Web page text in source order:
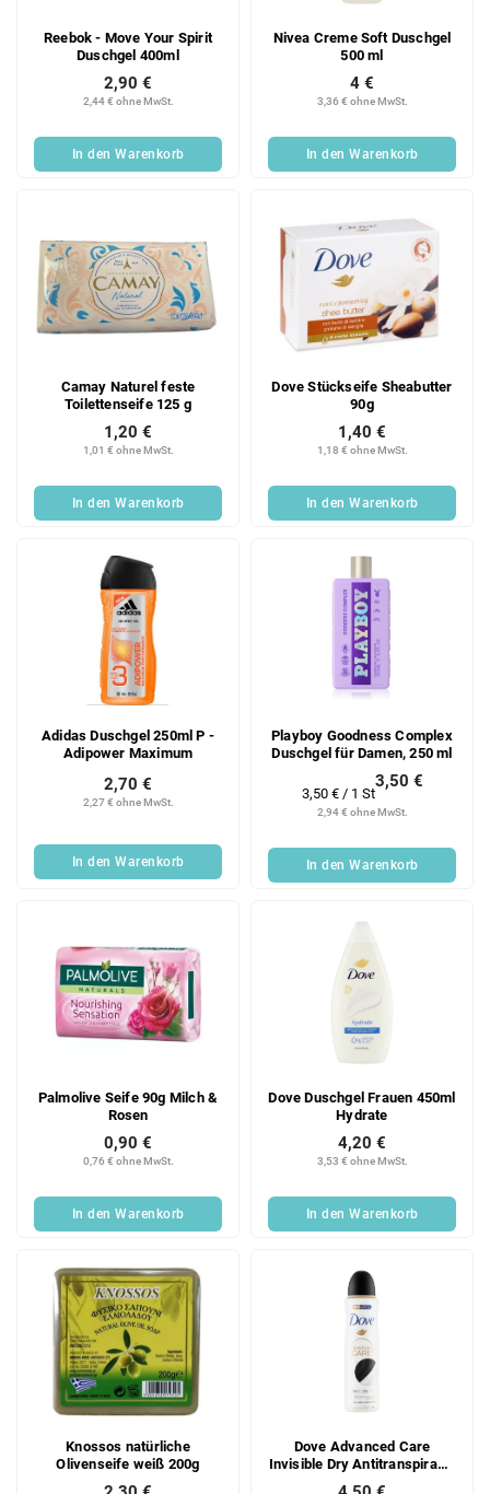
Reebok - Move Your Spirit
Duschgel 400ml
2,44 € ohne MwSt.
2,90 €
In den Warenkorb
Nivea Creme Soft Duschgel
500 ml
3,36 € ohne MwSt.
4 €
In den Warenkorb
Camay Naturel feste
Toilettenseife 125 g
1,01 € ohne MwSt.
1,20 €
In den Warenkorb
Dove Stückseife Sheabutter
90g
1,18 € ohne MwSt.
1,40 €
In den Warenkorb
Adidas Duschgel 250ml P -
Adipower Maximum
2,27 € ohne MwSt.
2,70 €
In den Warenkorb
Playboy Goodness Complex
Duschgel für Damen, 250 ml
2,94 € ohne MwSt.
3,50 €
Verkaufspreis:
3,50 € / 1 St
In den Warenkorb
Palmolive Seife 90g Milch &
Rosen
0,76 € ohne MwSt.
0,90 €
In den Warenkorb
Dove Duschgel Frauen 450ml
Hydrate
3,53 € ohne MwSt.
4,20 €
In den Warenkorb
Knossos natürliche
Olivenseife weiß 200g
Dove Advanced Care
Invisible Dry Antitranspirant-